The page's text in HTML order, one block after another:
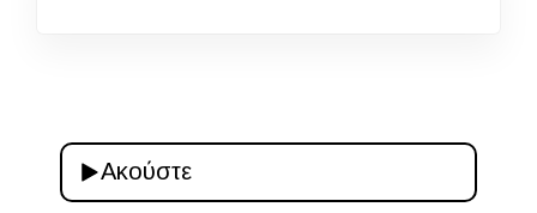
Ακούστε